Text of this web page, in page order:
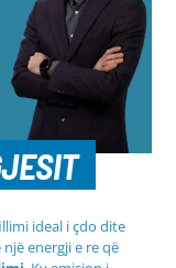
ideal i çdo dite
energji e re që